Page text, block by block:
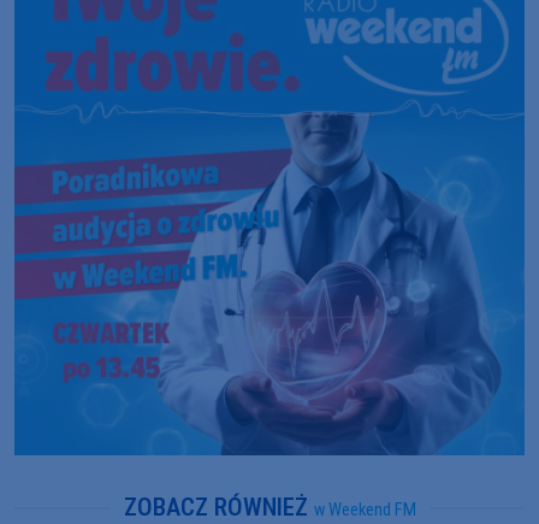
ZOBACZ RÓWNIEŻ w Weekend FM